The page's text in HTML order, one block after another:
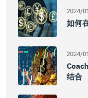
2024/
如何
2024/
结合